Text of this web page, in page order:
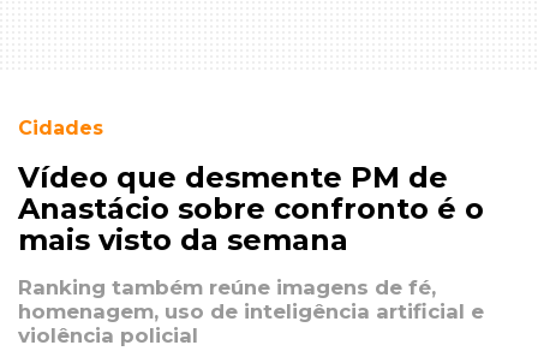
Cidades
Vídeo que desmente PM de
Anastácio sobre confronto é o
mais visto da semana
Ranking também reúne imagens de fé,
homenagem, uso de inteligência artificial e
violência policial